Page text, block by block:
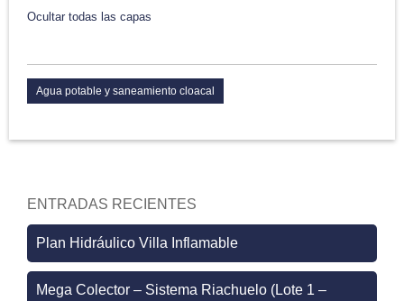
Ocultar todas las capas
Agua potable y saneamiento cloacal
Plan Hidráulico Villa Inflamable
Mega Colector – Sistema Riachuelo (Lote 1 –